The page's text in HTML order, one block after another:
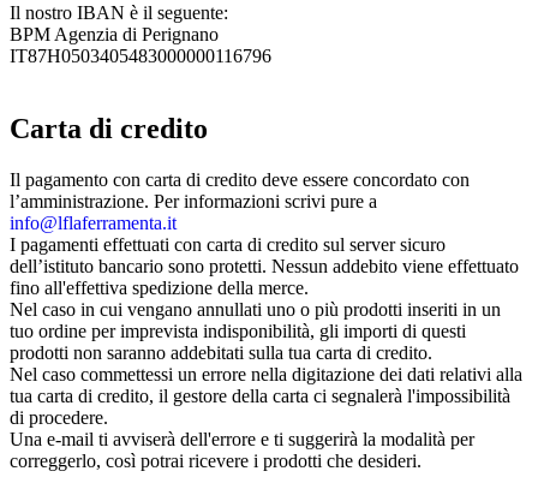
Il nostro IBAN è il seguente:
BPM Agenzia di Perignano
IT87H0503405483000000116796
Carta di credito
Il pagamento con carta di credito deve essere concordato con
l’amministrazione. Per informazioni scrivi pure a
info@lflaferramenta.it
I pagamenti effettuati con carta di credito sul server sicuro
dell’istituto bancario sono protetti. Nessun addebito viene effettuato
fino all'effettiva spedizione della merce.
Nel caso in cui vengano annullati uno o più prodotti inseriti in un
tuo ordine per imprevista indisponibilità, gli importi di questi
prodotti non saranno addebitati sulla tua carta di credito.
Nel caso commettessi un errore nella digitazione dei dati relativi alla
tua carta di credito, il gestore della carta ci segnalerà l'impossibilità
di procedere.
Una e-mail ti avviserà dell'errore e ti suggerirà la modalità per
correggerlo, così potrai ricevere i prodotti che desideri.